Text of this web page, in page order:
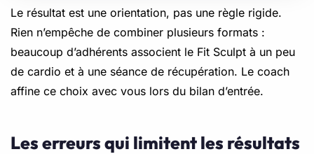
Le résultat est une orientation, pas une règle rigide.
Rien n’empêche de combiner plusieurs formats :
beaucoup d’adhérents associent le Fit Sculpt à un peu
de cardio et à une séance de récupération. Le coach
affine ce choix avec vous lors du bilan d’entrée.
Les erreurs qui limitent les résultats